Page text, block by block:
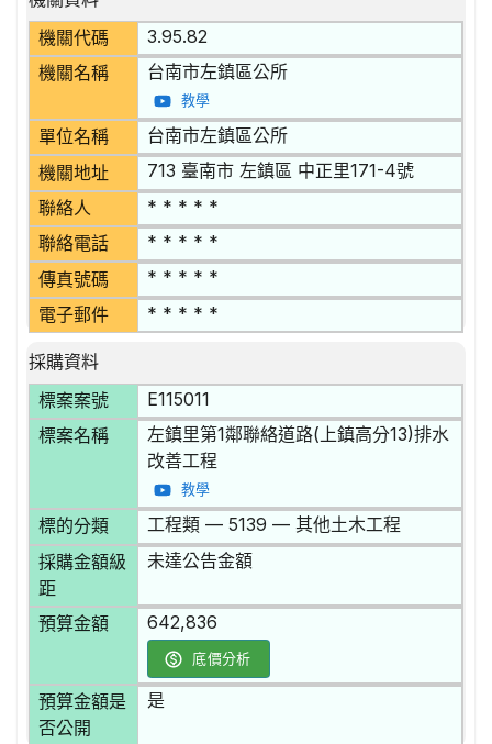
機關代碼
3.95.82
機關名稱 台南市左鎮區公所
教學
單位名稱 台南市左鎮區公所
機關地址 713 臺南市 左鎮區 中正里171-4號
聯絡人 * * * * *
聯絡電話 * * * * *
傳真號碼 * * * * *
電子郵件 * * * * *
採購資料
標案案號
E115011
標案名稱
左鎮里第1鄰聯絡道路(上鎮高分13)排水
改善工程
教學
標的分類 工程類 — 5139 — 其他土木工程
採購金額級
距
未達公告金額
預算金額 642,836
底價分析
預算金額是
否公開
是